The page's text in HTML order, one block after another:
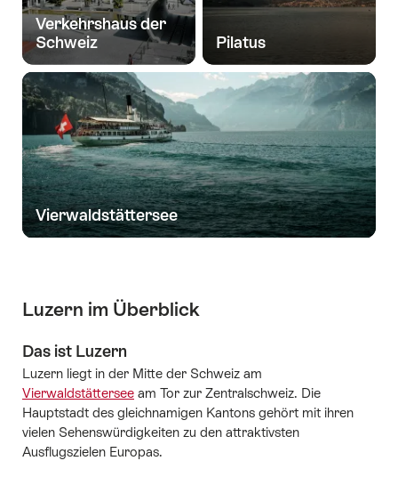
Verkehrshaus der
Schweiz
Pilatus
Vierwaldstättersee
Luzern im Überblick
Das ist Luzern
Luzern liegt in der Mitte der Schweiz am
Vierwaldstättersee am Tor zur Zentralschweiz. Die
Hauptstadt des gleichnamigen Kantons gehört mit ihren
vielen Sehenswürdigkeiten zu den attraktivsten
Ausflugszielen Europas.